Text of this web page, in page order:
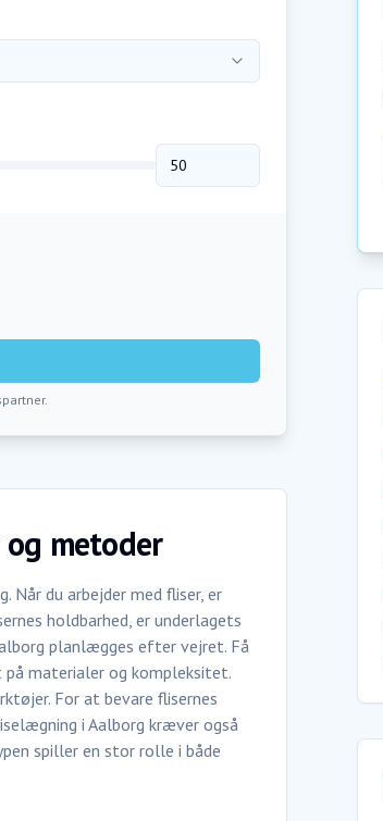
metoder
Når du arbejder med fliser, er
holdbarhed, er underlagets
planlægges efter vejret. Få
materialer og kompleksitet.
For at bevare flisernes
i Aalborg kræver også
spiller en stor rolle i både